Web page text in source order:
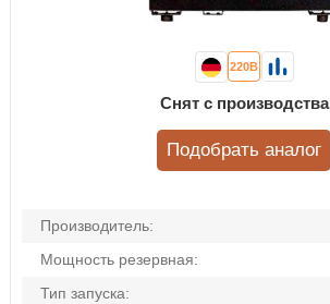
Производитель:
Мощность резервная:
Тип запуска:
220В
Снят с производства
Подобрать аналог